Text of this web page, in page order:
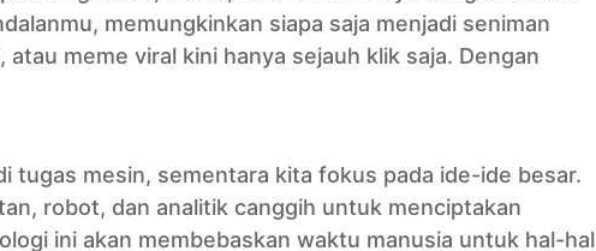
memungkinkan siapa saja menjadi seniman
meme viral kini hanya sejauh klik saja. Dengan
tugas mesin, sementara kita fokus pada ide-ide besar.
robot, dan analitik canggih untuk menciptakan
ini akan membebaskan waktu manusia untuk hal-hal